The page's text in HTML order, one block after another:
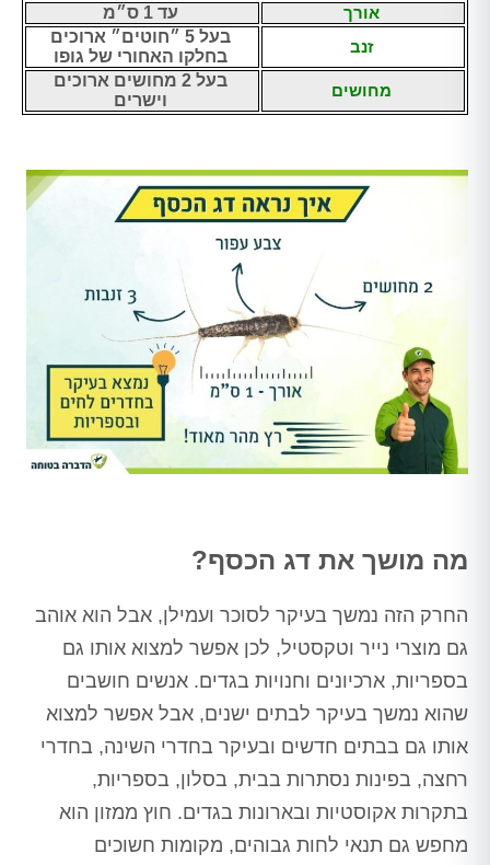
אורך
עד 1 ס״מ
זנב
בעל 5 ״חוטים״ ארוכים
בחלקו האחורי של גופו
מחושים
בעל 2 מחושים ארוכים
וישרים
מה מושך את דג הכסף?
החרק הזה נמשך בעיקר לסוכר ועמילן, אבל הוא אוהב
גם מוצרי נייר וטקסטיל, לכן אפשר למצוא אותו גם
בספריות, ארכיונים וחנויות בגדים. אנשים חושבים
שהוא נמשך בעיקר לבתים ישנים, אבל אפשר למצוא
אותו גם בבתים חדשים ובעיקר בחדרי השינה, בחדרי
רחצה, בפינות נסתרות בבית, בסלון, בספריות,
בתקרות אקוסטיות ובארונות בגדים. חוץ ממזון הוא
מחפש גם תנאי לחות גבוהים, מקומות חשוכים